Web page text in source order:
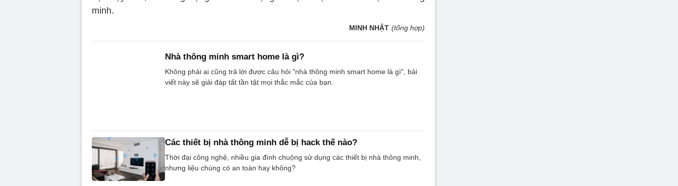
minh.
MINH NHẬT (tổng hợp)
Nhà thông minh smart home là gì?
Không phải ai cũng trả lời được câu hỏi "nhà thông minh smart home là gì", bài
viết này sẽ giải đáp tất tần tật mọi thắc mắc của bạn.
Các thiết bị nhà thông minh dễ bị hack thế nào?
Thời đại công nghệ, nhiều gia đình chuộng sử dụng các thiết bị nhà thông minh,
nhưng liệu chúng có an toàn hay không?